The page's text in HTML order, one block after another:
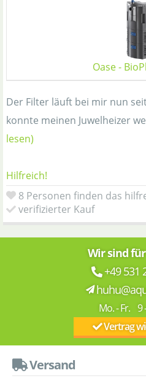
Oase -
Der Filter läuft bei mir nun
konnte meinen Juwelheizer
lesen)
Hilfreich!
8 Personen finden das
verifizierter Kauf
Wir sind
+49 531
Mo. - Fr. 9
Vertrag
Versand